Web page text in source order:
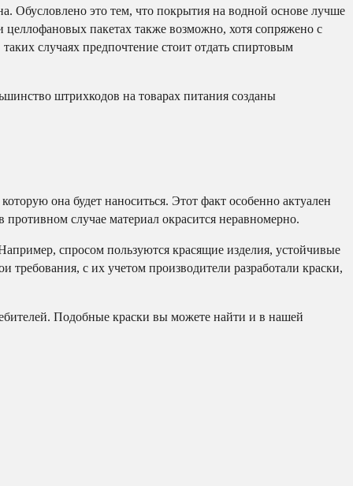
Обусловлено это тем, что покрытия на водной основе лучше
пакетах также возможно, хотя сопряжено с
случаях предпочтение стоит отдать спиртовым
штрихкодов на товарах питания созданы
она будет наноситься. Этот факт особенно актуален
случае материал окрасится неравномерно.
спросом пользуются красящие изделия, устойчивые
с их учетом производители разработали краски,
Подобные краски вы можете найти и в нашей